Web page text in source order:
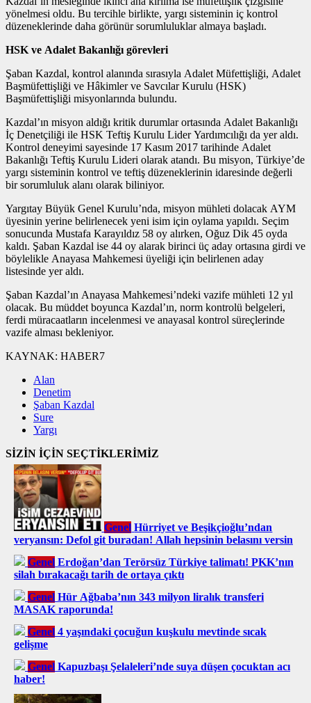
yönelmesi oldu. Bu tercihle birlikte, yargı sisteminin iç kontrol
düzeneklerinde daha görünür sorumluluklar almaya başladı.
HSK ve Adalet Bakanlığı görevleri
Şaban Kazdal, kontrol alanında sırasıyla Adalet Müfettişliği, Adalet
Başmüfettişliği ve Hâkimler ve Savcılar Kurulu (HSK)
Başmüfettişliği misyonlarında bulundu.
Kazdal’ın misyon aldığı kritik durumlar ortasında Adalet Bakanlığı
İç Denetçiliği ile HSK Teftiş Kurulu Lider Yardımcılığı da yer aldı.
Kontrol deneyimi sayesinde 17 Kasım 2017 tarihinde Adalet
Bakanlığı Teftiş Kurulu Lideri olarak atandı. Bu misyon, Türkiye’de
yargı sisteminin kontrol ve teftiş düzeneklerinin idaresinde değerli
bir sorumluluk alanı olarak biliniyor.
Yargıtay Büyük Genel Kurulu’nda, misyon mühleti dolacak AYM
üyesinin yerine belirlenecek yeni isim için oylama yapıldı. Seçim
sonucunda Mustafa Karayıldız 58 oy alırken, Oğuz Dik 45 oyda
kaldı. Şaban Kazdal ise 44 oy alarak birinci üç aday ortasına girdi ve
böylelikle Anayasa Mahkemesi üyeliği için belirlenen aday
listesinde yer aldı.
Şaban Kazdal’ın Anayasa Mahkemesi’ndeki vazife mühleti 12 yıl
olacak. Bu müddet boyunca Kazdal’ın, norm kontrolü belgeleri,
ferdi müracaatların incelenmesi ve anayasal kontrol süreçlerinde
vazife alması bekleniyor.
KAYNAK: HABER7
Alan
Denetim
Şaban Kazdal
Sure
Yargı
SİZİN İÇİN SEÇTİKLERİMİZ
Genel Hürriyet ve Beşikçioğlu’ndan
veryansın: Defol git buradan! Allah hepsinin belasını versin
Genel Erdoğan’dan Terörsüz Türkiye talimatı! PKK’nın
silah bırakacağı tarih de ortaya çıktı
Genel Hür Ağbaba’nın 343 milyon liralık transferi
MASAK raporunda!
Genel 4 yaşındaki çocuğun kuşkulu mevtinde sıcak
gelişme
Genel Kapuzbaşı Şelaleleri’nde suya düşen çocuktan acı
haber!